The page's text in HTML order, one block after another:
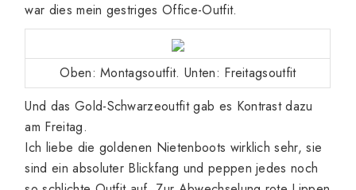
war dies mein gestriges Office-Outfit.
Oben: Montagsoutfit. Unten: Freitagsoutfit
Und das Gold-Schwarzeoutfit gab es Kontrast dazu
am Freitag.
Ich liebe die goldenen Nietenboots wirklich sehr, sie
sind ein absoluter Blickfang und peppen jedes noch